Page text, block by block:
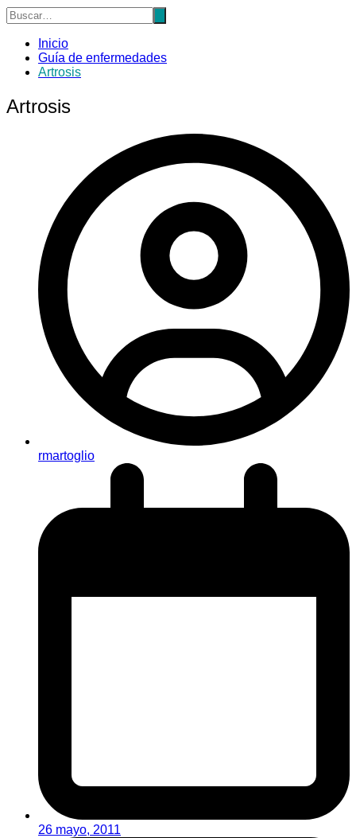
Inicio
Guía de enfermedades
Artrosis
Artrosis
rmartoglio
26 mayo, 2011